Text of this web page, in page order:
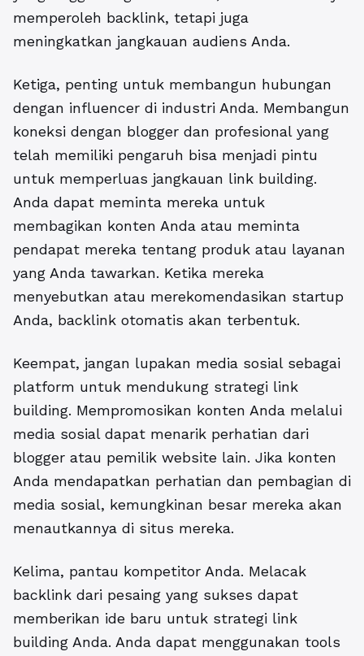
memperoleh backlink, tetapi juga
meningkatkan jangkauan audiens Anda.
Ketiga, penting untuk membangun hubungan
dengan influencer di industri Anda. Membangun
koneksi dengan blogger dan profesional yang
telah memiliki pengaruh bisa menjadi pintu
untuk memperluas jangkauan link building.
Anda dapat meminta mereka untuk
membagikan konten Anda atau meminta
pendapat mereka tentang produk atau layanan
yang Anda tawarkan. Ketika mereka
menyebutkan atau merekomendasikan startup
Anda, backlink otomatis akan terbentuk.
Keempat, jangan lupakan media sosial sebagai
platform untuk mendukung strategi link
building. Mempromosikan konten Anda melalui
media sosial dapat menarik perhatian dari
blogger atau pemilik website lain. Jika konten
Anda mendapatkan perhatian dan pembagian di
media sosial, kemungkinan besar mereka akan
menautkannya di situs mereka.
Kelima, pantau kompetitor Anda. Melacak
backlink dari pesaing yang sukses dapat
memberikan ide baru untuk strategi link
building Anda. Anda dapat menggunakan tools